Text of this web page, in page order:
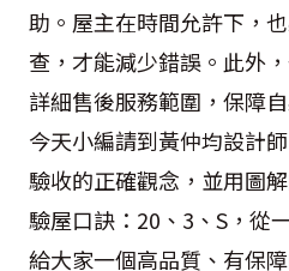
助。屋主在時間允許下，
查，才能減少錯誤。此外
詳細售後服務範圍，保障
今天小編請到黃仲均設計
驗收的正確觀念，並用圖
驗屋口訣：20、3、S，從
給大家一個高品質、有保